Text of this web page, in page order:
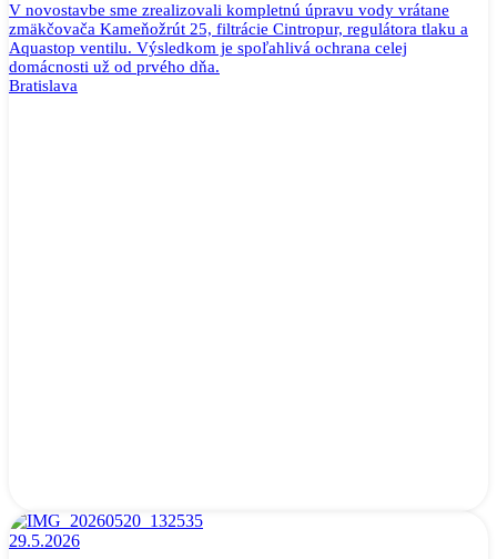
V novostavbe sme zrealizovali kompletnú úpravu vody vrátane
zmäkčovača Kameňožrút 25, filtrácie Cintropur, regulátora tlaku a
Aquastop ventilu. Výsledkom je spoľahlivá ochrana celej
domácnosti už od prvého dňa.
Bratislava
29.5.2026